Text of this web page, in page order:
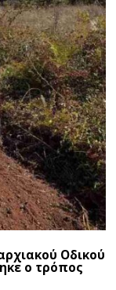
Οδικού
ο τρόπος